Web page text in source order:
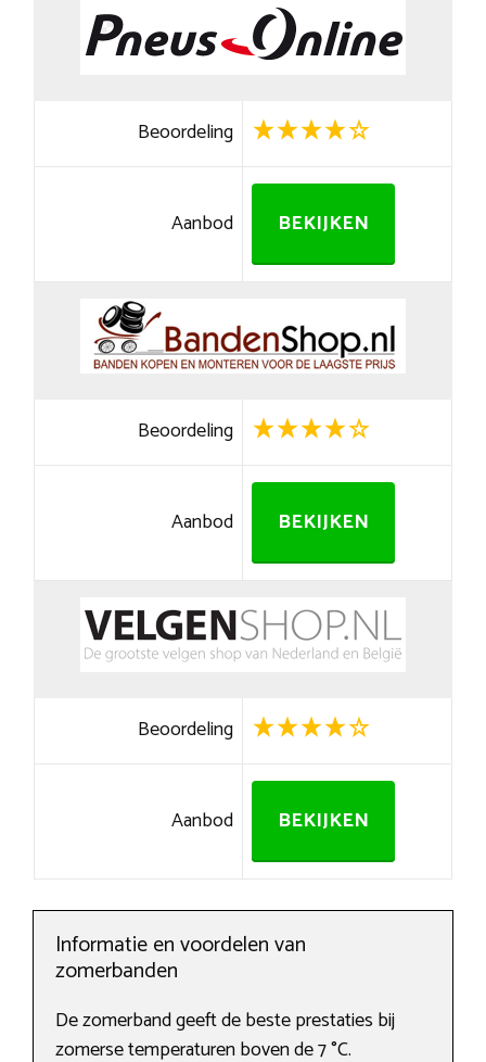
Beoordeling
Aanbod BEKIJKEN
Beoordeling
Aanbod BEKIJKEN
Beoordeling
Aanbod BEKIJKEN
Informatie en voordelen van
zomerbanden
De zomerband geeft de beste prestaties bij
zomerse temperaturen boven de 7 °C.